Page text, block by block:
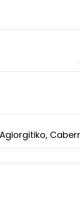
Agiorgitiko,